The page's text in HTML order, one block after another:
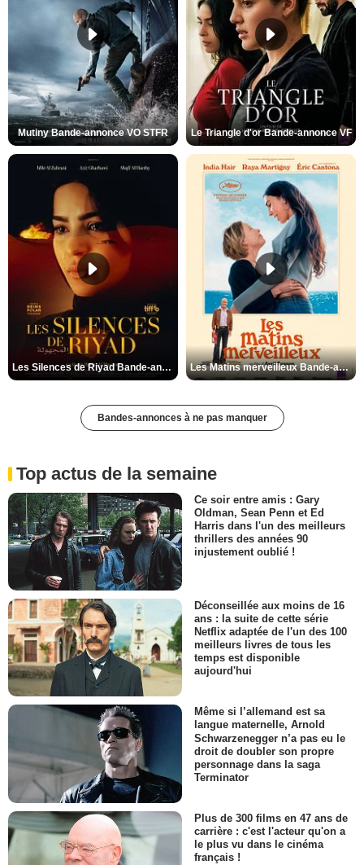
Mutiny Bande-annonce VO STFR Le Triangle d'or Bande-annonce VF
Les Silences de Riyad Bande-annonce VO STFR Les Matins merveilleux Bande-annonce VF
Bandes-annonces à ne pas manquer
Top actus de la semaine
Ce soir entre amis : Gary
Oldman, Sean Penn et Ed
Harris dans l'un des meilleurs
thrillers des années 90
injustement oublié !
Déconseillée aux moins de 16
ans : la suite de cette série
Netflix adaptée de l'un des 100
meilleurs livres de tous les
temps est disponible
aujourd'hui
Même si l’allemand est sa
langue maternelle, Arnold
Schwarzenegger n’a pas eu le
droit de doubler son propre
personnage dans la saga
Terminator
Plus de 300 films en 47 ans de
carrière : c'est l'acteur qu'on a
le plus vu dans le cinéma
français !